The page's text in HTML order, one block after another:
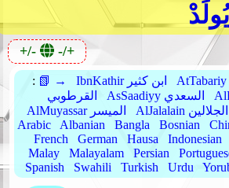
+/- -/+
: 📗 → IbnKathir ابن كثير
القرطوبي
AsSaadiyy السعدي
AlMuyassar الميسر
AlJalalain الجلالين
Arabic
Albanian Bangla Bosnian
French
German Hausa Indonesian
Malay
Malayalam Persian
Spanish
Swahili Turkish Urdu